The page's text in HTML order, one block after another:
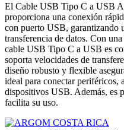
El Cable USB Tipo C a USB
proporciona una conexión
con puerto USB, garantizando
transferencia de datos. Con
cable USB Tipo C a USB es
soporta velocidades de
diseño robusto y flexible
ideal para conectar periféricos,
dispositivos USB. Además, es
facilita su uso.